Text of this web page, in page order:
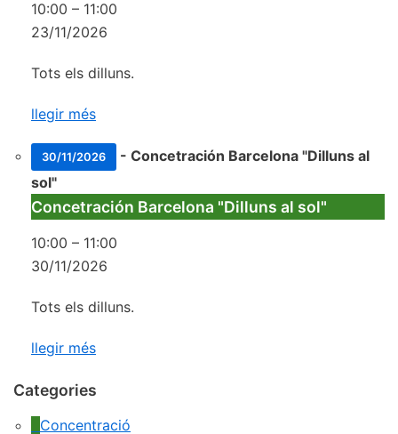
10:00 – 11:00
23/11/2026
Tots els dilluns.
llegir més
30/11/2026 - Concetración Barcelona "Dilluns al
sol"
Concetración Barcelona "Dilluns al sol"
10:00 – 11:00
30/11/2026
Tots els dilluns.
llegir més
Categories
Concentració